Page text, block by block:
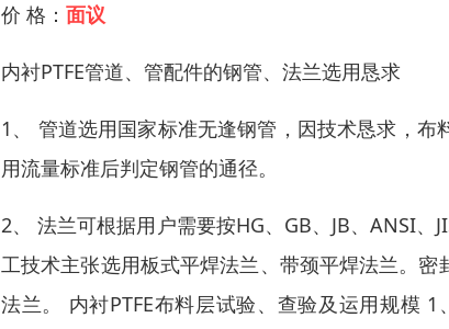
价 格： 面议
内衬PTFE管道、管配件的钢管、法兰选用恳求
1、 管道选用国家标准无逢钢管，因技术恳求，
用流量标准后判定钢管的通径。
2、 法兰可根据用户需要按HG、GB、JB、ANSI
工技术主张选用板式平焊法兰、带颈平焊法兰。
法兰。 内衬PTFE布料层试验、查验及运用规模